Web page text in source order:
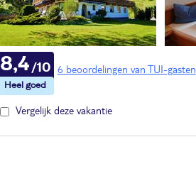
6 beoordelingen van TUI-gasten
8,4
Vergelijk deze vakantie